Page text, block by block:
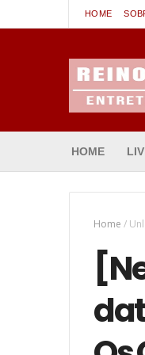
HOME
HOME
Home /